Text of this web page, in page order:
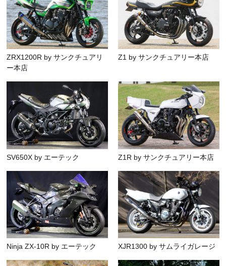
ZRX1200R by サンクチュアリ
ー本店
Z1 by サンクチュアリー本店
SV650X by エーテック Z1R by サンクチュアリー本店
Ninja ZX-10R by エーテック XJR1300 by サムライガレージ